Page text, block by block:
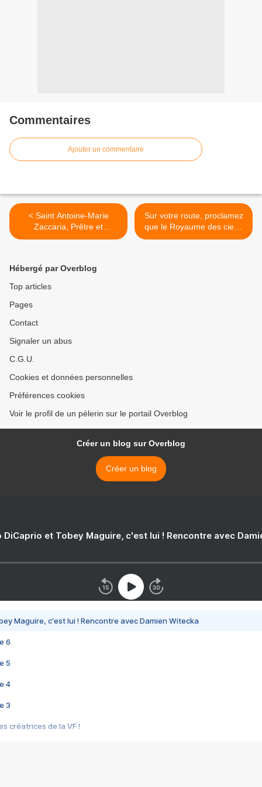
Commentaires
Ajouter un commentaire
< Saint Antoine-Marie
Zaccaria, Prêtre et
Fondateur
Sur votre route, proclamez
que le Royaume des cieux
est tout proche >
Hébergé par Overblog
Top articles
Pages
Contact
Signaler un abus
C.G.U.
Cookies et données personnelles
Préférences cookies
Voir le profil de un pèlerin sur le portail Overblog
Créer un blog sur Overblog
Créer un blog
DiCaprio et Tobey Maguire, c'est lui ! Rencontre avec
Maguire, c'est lui ! Rencontre avec Damien Witecka
6
5
4
3
créatrices de la VF !